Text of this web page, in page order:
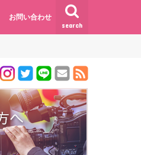
search
お問い合わせ